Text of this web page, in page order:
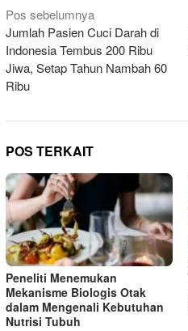
Navigasi
pos
Pos sebelumnya
Jumlah Pasien Cuci Darah di
Indonesia Tembus 200 Ribu
Jiwa, Setap Tahun Nambah 60
Ribu
POS TERKAIT
Peneliti Menemukan
Mekanisme Biologis Otak
dalam Mengenali Kebutuhan
Nutrisi Tubuh